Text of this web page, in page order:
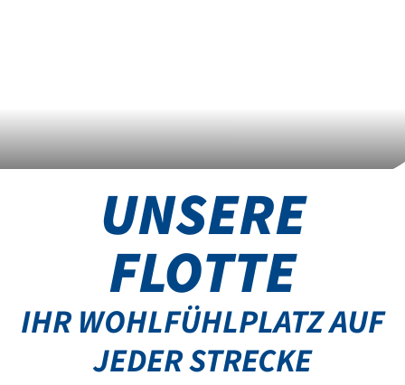
UNSERE
FLOTTE
IHR WOHLFÜHLPLATZ AUF
JEDER STRECKE